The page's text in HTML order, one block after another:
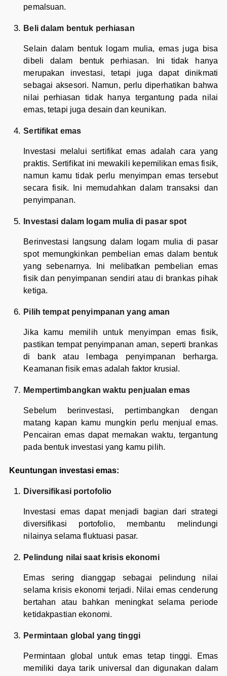
pemalsuan.
Beli dalam bentuk perhiasan
Selain dalam bentuk logam mulia, emas juga bisa
dibeli dalam bentuk perhiasan. Ini tidak hanya
merupakan investasi, tetapi juga dapat dinikmati
sebagai aksesori. Namun, perlu diperhatikan bahwa
nilai perhiasan tidak hanya tergantung pada nilai
emas, tetapi juga desain dan keunikan.
Sertifikat emas
Investasi melalui sertifikat emas adalah cara yang
praktis. Sertifikat ini mewakili kepemilikan emas fisik,
namun kamu tidak perlu menyimpan emas tersebut
secara fisik. Ini memudahkan dalam transaksi dan
penyimpanan.
Investasi dalam logam mulia di pasar spot
Berinvestasi langsung dalam logam mulia di pasar
spot memungkinkan pembelian emas dalam bentuk
yang sebenarnya. Ini melibatkan pembelian emas
fisik dan penyimpanan sendiri atau di brankas pihak
ketiga.
Pilih tempat penyimpanan yang aman
Jika kamu memilih untuk menyimpan emas fisik,
pastikan tempat penyimpanan aman, seperti brankas
di bank atau lembaga penyimpanan berharga.
Keamanan fisik emas adalah faktor krusial.
Mempertimbangkan waktu penjualan emas
Sebelum berinvestasi, pertimbangkan dengan
matang kapan kamu mungkin perlu menjual emas.
Pencairan emas dapat memakan waktu, tergantung
pada bentuk investasi yang kamu pilih.
Keuntungan investasi emas:
Diversifikasi portofolio
Investasi emas dapat menjadi bagian dari strategi
diversifikasi portofolio, membantu melindungi
nilainya selama fluktuasi pasar.
Pelindung nilai saat krisis ekonomi
Emas sering dianggap sebagai pelindung nilai
selama krisis ekonomi terjadi. Nilai emas cenderung
bertahan atau bahkan meningkat selama periode
ketidakpastian ekonomi.
Permintaan global yang tinggi
Permintaan global untuk emas tetap tinggi. Emas
memiliki daya tarik universal dan digunakan dalam